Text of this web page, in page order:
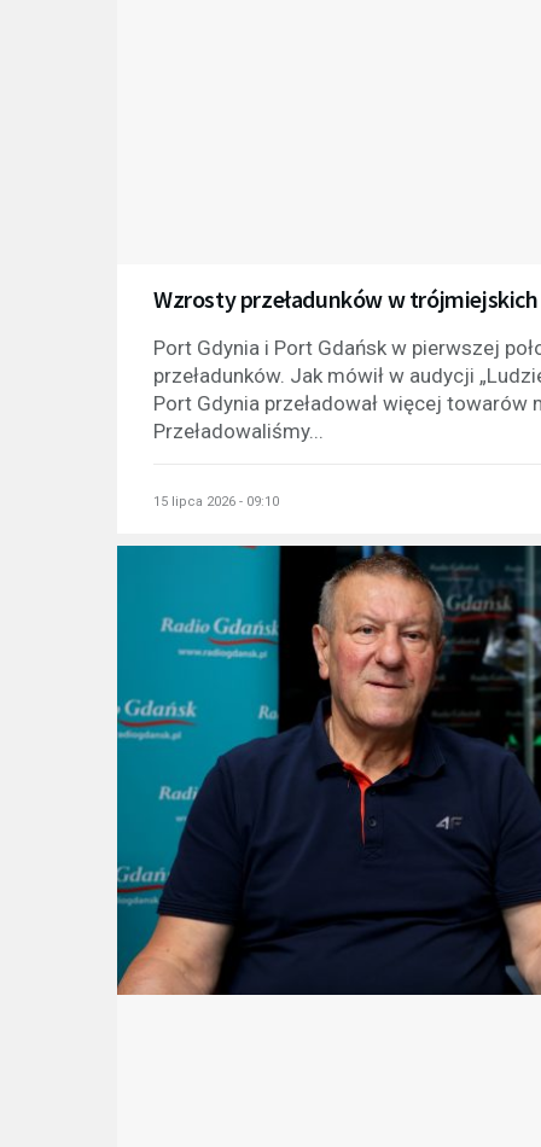
Wzrosty przeładunków w
Port Gdynia i Port Gdańsk w pierwszej
przeładunków. Jak mówił w audycji
Port Gdynia przeładował więcej
Przeładowaliśmy...
15 lipca 2026 - 09:10